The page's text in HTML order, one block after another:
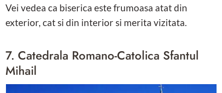
Vei vedea ca biserica este frumoasa atat din
exterior, cat si din interior si merita vizitata.
7. Catedrala Romano-Catolica Sfantul
Mihail